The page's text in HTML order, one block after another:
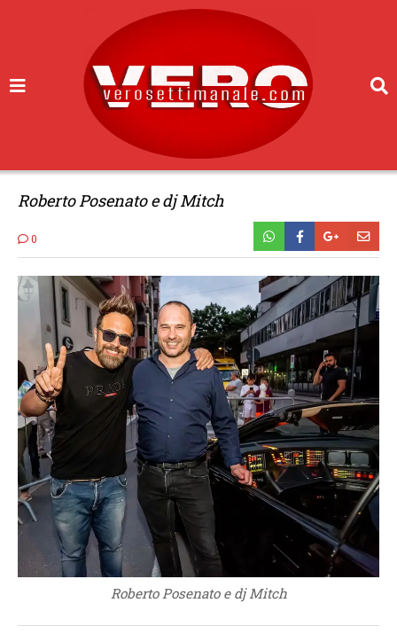
Roberto Posenato e dj Mitch
0
Roberto Posenato e dj Mitch